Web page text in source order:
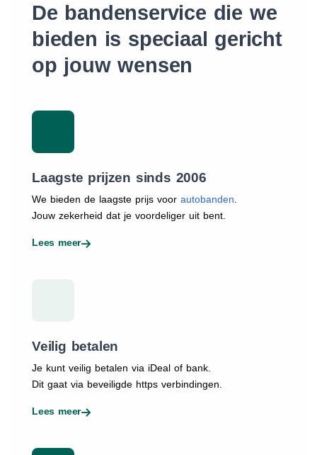
De bandenservice die we
bieden is speciaal gericht
op jouw wensen
Laagste prijzen sinds 2006
We bieden de laagste prijs voor autobanden
Jouw zekerheid dat je voordeliger uit bent.
Lees meer
Veilig betalen
Je kunt veilig betalen via iDeal of bank.
Dit gaat via beveiligde https verbindingen.
Lees meer